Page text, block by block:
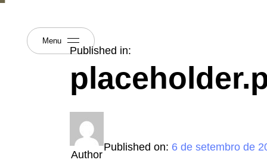
Menu
Published in:
Author
Published on: 6 de setembro de